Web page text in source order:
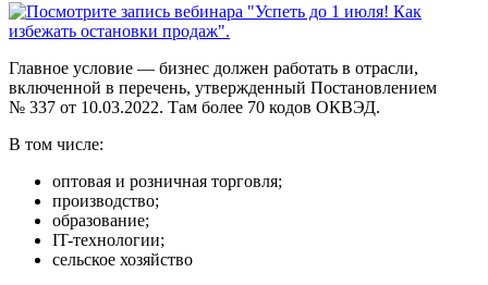
Главное условие — бизнес должен работать в отрасли,
включенной в перечень, утвержденный Постановлением
№ 337 от 10.03.2022. Там более 70 кодов ОКВЭД.
В том числе:
оптовая и розничная торговля;
производство;
образование;
IT-технологии;
сельское хозяйство